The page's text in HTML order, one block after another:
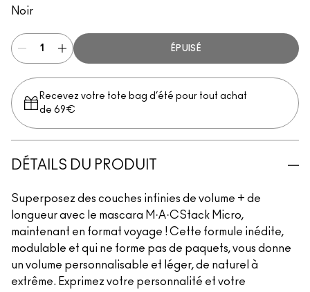
Noir
ÉPUISÉ
Recevez votre tote bag d’été pour tout achat
de 69€
DÉTAILS DU PRODUIT
Superposez des couches infinies de volume + de
longueur avec le mascara M·A·CStack Micro,
maintenant en format voyage ! Cette formule inédite,
modulable et qui ne forme pas de paquets, vous donne
un volume personnalisable et léger, de naturel à
extrême. Exprimez votre personnalité et votre